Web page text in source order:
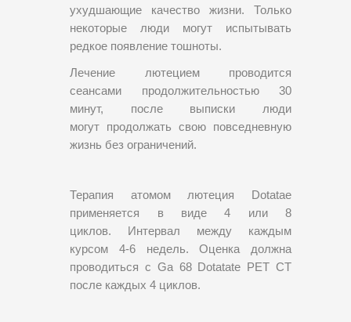
ухудшающие качество жизни. Только
некоторые люди могут испытывать
редкое появление тошноты.
Лечение лютециемпроводится
сеансами продолжительностью 30
минут, после выписки люди
могут продолжать свою повседневную
жизнь без ограничений.
Терапия атомом лютеция Dotatae
применяется в виде 4 или 8
циклов. Интервал между каждым
курсом 4-6 недель. Оценка должна
проводиться с Ga 68 Dotatate PET CT
после каждых 4 циклов.